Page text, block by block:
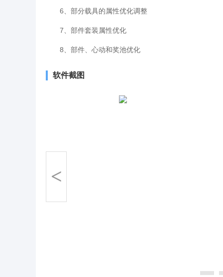
6、部分载具的属性优化调整
7、部件套装属性优化
8、部件、心动和奖池优化
软件截图
<